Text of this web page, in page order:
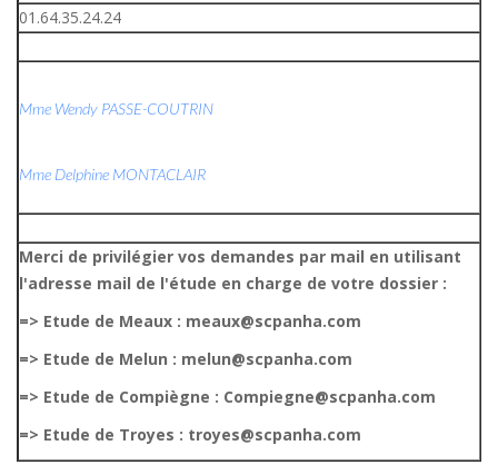
01.64.35.24.24
Mme Wendy PASSE-COUTRIN
Mme Delphine MONTACLAIR
Merci de privilégier vos demandes par mail en utilisant
l'adresse mail de l'étude en charge de votre dossier :
=> Etude de Meaux : meaux@scpanha.com
=> Etude de Melun : melun@scpanha.com
=> Etude de Compiègne : Compiegne@scpanha.com
=> Etude de Troyes : troyes@scpanha.com